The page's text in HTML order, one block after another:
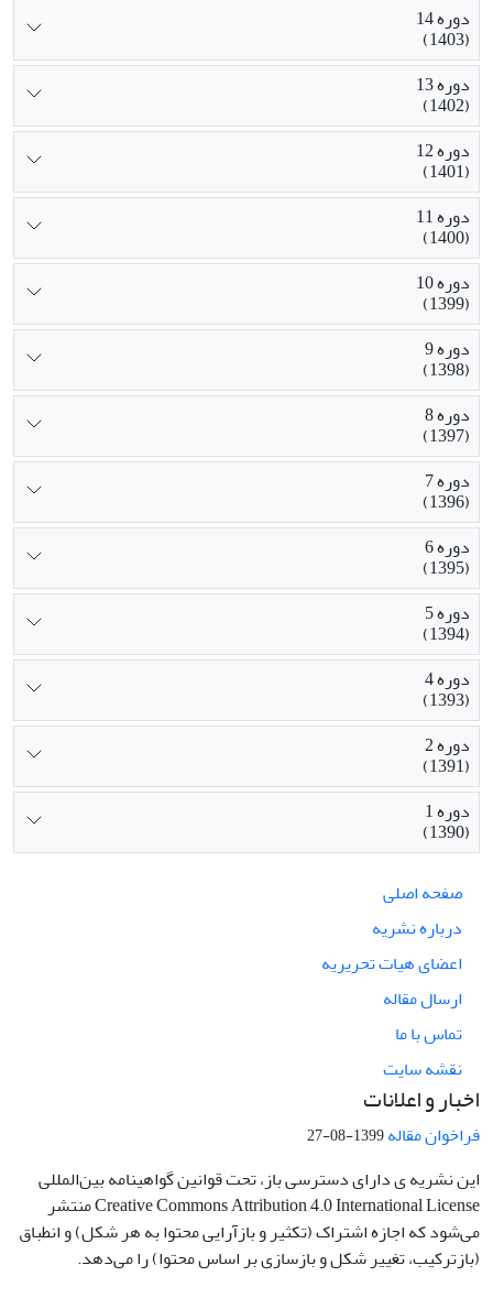
دوره 14
(1403)
دوره 13
(1402)
دوره 12
(1401)
دوره 11
(1400)
دوره 10
(1399)
دوره 9
(1398)
دوره 8
(1397)
دوره 7
(1396)
دوره 6
(1395)
دوره 5
(1394)
دوره 4
(1393)
دوره 2
(1391)
دوره 1
(1390)
صفحه اصلی
درباره نشریه
اعضای هیات تحریریه
ارسال مقاله
تماس با ما
نقشه سایت
اخبار و اعلانات
فراخوان مقاله1399-08-27
این نشریه ی دارای دسترسی باز، تحت قوانین گواهینامه بین‌المللی
Creative Commons Attribution 4.0 International License منتشر
می‌شود که اجازه اشتراک (تکثیر و بازآرایی محتوا به هر شکل) و انطباق
(بازترکیب، تغییر شکل و بازسازی بر اساس محتوا) را می‌دهد.